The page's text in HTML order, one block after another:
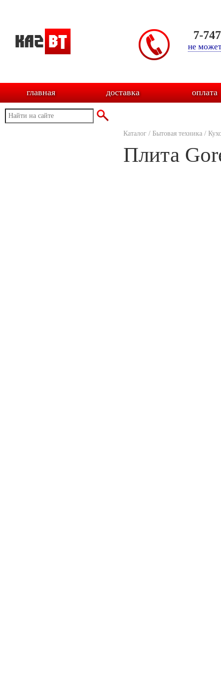
7-
не
главная доставка оплата
Каталог / Бытовая техника /
Плита